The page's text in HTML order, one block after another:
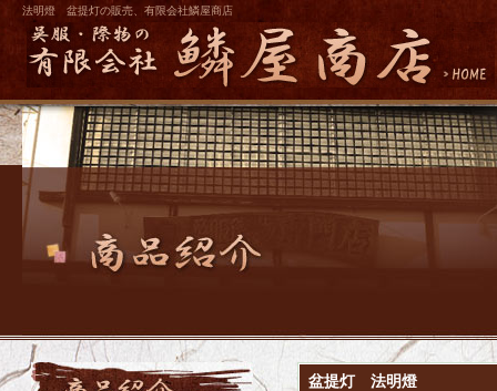
法明燈 盆提灯の販売、有限会社鱗屋商店
盆提灯 法明燈